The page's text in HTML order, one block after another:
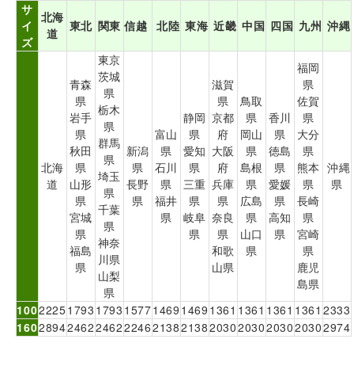
サ
イ
ズ
北海
道
東北 関東 信越 北陸 東海 近畿 中国 四国 九州 沖縄
北海
道
青森
県
岩手
県
秋田
県
山形
県
宮城
県
福島
県
東京
茨城
県
栃木
県
群馬
県
埼玉
県
千葉
県
神奈
川県
山梨
県
新潟
県
長野
県
富山
県
石川
県
福井
県
静岡
県
愛知
県
三重
県
岐阜
県
滋賀
県
京都
府
大阪
府
兵庫
県
奈良
県
和歌
山県
鳥取
県
岡山
県
島根
県
広島
県
山口
県
香川
県
徳島
県
愛媛
県
高知
県
福岡
県
佐賀
県
大分
県
熊本
県
長崎
県
宮崎
県
鹿児
島県
沖縄
県
10022251793 1793 15771469 1469 1361 1361 1361 1361 2333
16028942462246222462138213820302030203020302974